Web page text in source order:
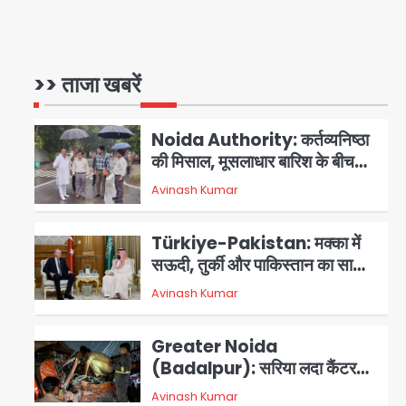
>> ताजा खबरें
1
24 घंटे ऑनलाइन डॉक्टर परामर्श
2
Noida Authority: कर्तव्यनिष्ठा
की मिसाल, मूसलाधार बारिश के बीच
नोएडा प्राधिकरण ने संभाला मोर्चा,
सेक्टर 105 आरडब्ल्यूए ने जताया
Avinash Kumar
3
Türkiye-Pakistan: मक्का में
सऊदी, तुर्की और पाकिस्तान का साझा
रक्षा समझौता, जानें इसके मायने
Avinash Kumar
4
Greater Noida
(Badalpur): सरिया लदा कैंटर
अनियंत्रित होकर घुसा किराना दुकान
Avinash Kumar